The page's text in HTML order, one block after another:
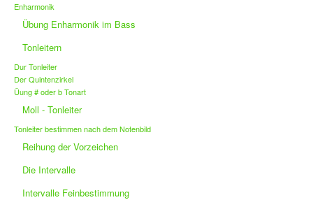
Enharmonik
Übung Enharmonik im Bass
Tonleitern
Dur Tonleiter
Der Quintenzirkel
Üung # oder b Tonart
Moll - Tonleiter
Tonleiter bestimmen nach dem Notenbild
Reihung der Vorzeichen
Die Intervalle
Intervalle Feinbestimmung